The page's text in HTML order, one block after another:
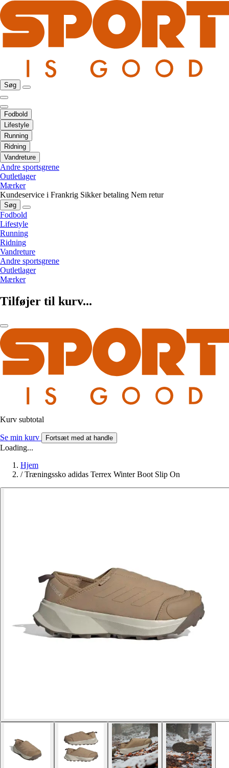
Søg
Fodbold
Lifestyle
Running
Ridning
Vandreture
Andre sportsgrene
Outletlager
Mærker
Kundeservice i Frankrig Sikker betaling Nem retur
Søg
Fodbold
Lifestyle
Running
Ridning
Vandreture
Andre sportsgrene
Outletlager
Mærker
Tilføjer til kurv...
Kurv subtotal
Se min kurv Fortsæt med at handle
Loading...
Hjem
/ Træningssko adidas Terrex Winter Boot Slip On